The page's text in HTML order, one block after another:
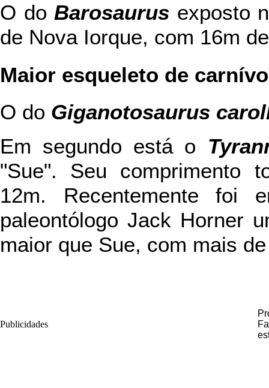
O do Barosaurus exposto
de Nova Iorque, com 16m
Maior esqueleto de
O do Giganotosaurus
Em segundo está o
"Sue". Seu comprimento
12m. Recentemente foi
paleontólogo Jack Horner
maior que Sue, com mais
Publicidades